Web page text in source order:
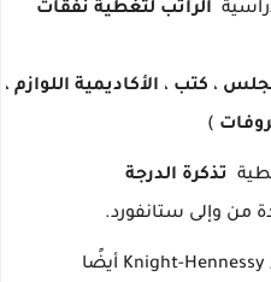
الراتب لتغطية نفقات
، كتب ، الأكاديمية اللوازم ،
)
تذكرة الدرجة
من وإلى ستانفورد.
قد يتقدم علماء Knight-Hennessy أيضًا